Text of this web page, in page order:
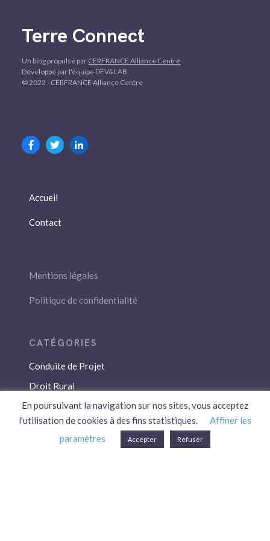
Terre Connect
Un blog propulsé par CERFRANCE Alliance Centre
Développé par l'équipe DEV&LAB
© 2022 - CERFRANCE Alliance Centre
Accueil
Contact
Mentions légales
Politique de confidentialité
Conduite de Projet
Droit Rural
Droit Social
Économie / Gestion
Environnement
En poursuivant la navigation sur nos sites, vous acceptez
l'utilisation de cookies à des fins statistiques.
Affiner les
paramètres
Accepter Refuser